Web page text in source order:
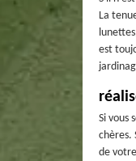
La
est
Si vous
chères.
de